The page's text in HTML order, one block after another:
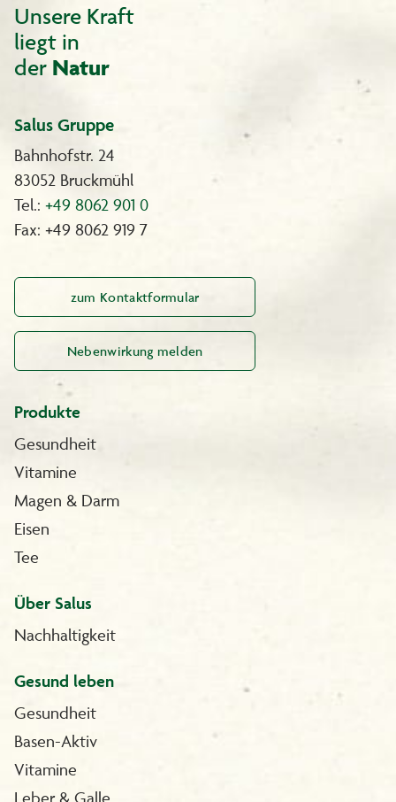
Unsere Kraft
liegt in
der Natur
Salus Gruppe
Bahnhofstr. 24
83052 Bruckmühl
Tel.: +49 8062 901 0
Fax: +49 8062 919 7
zum Kontaktformular
Nebenwirkung melden
Produkte
Gesundheit
Vitamine
Magen & Darm
Eisen
Tee
Über Salus
Nachhaltigkeit
Gesund leben
Gesundheit
Basen-Aktiv
Vitamine
Leber & Galle